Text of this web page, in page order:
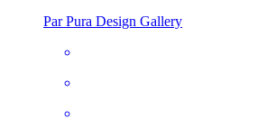
Par Pura Design Gallery